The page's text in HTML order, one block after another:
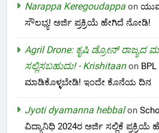
Narappa Keregoudappa on ಯುವ
ಸೌಲಭ್ಯ! ಅರ್ಜಿ ಪ್ರಕ್ರಿಯೆ ಹೇಗಿದೆ ನೋಡಿ!
Agril Drone: ಕೃಷಿ ಡ್ರೋನ್
ಸಲ್ಲಿಸಬಹುದು! - Krishitaanon
ಮಾಡಿಕೊಳ್ಳಬೇಡಿ! ಇಂದೇ ಕೊನೆಯ ದಿನ
Jyoti dyamanna hebbalon
ವಿದ್ಯಾನಿಧಿ 2024ರ ಅರ್ಜಿ ಸಲ್ಲಿಕೆ ಪ್ರಕ್ರಿಯೆ